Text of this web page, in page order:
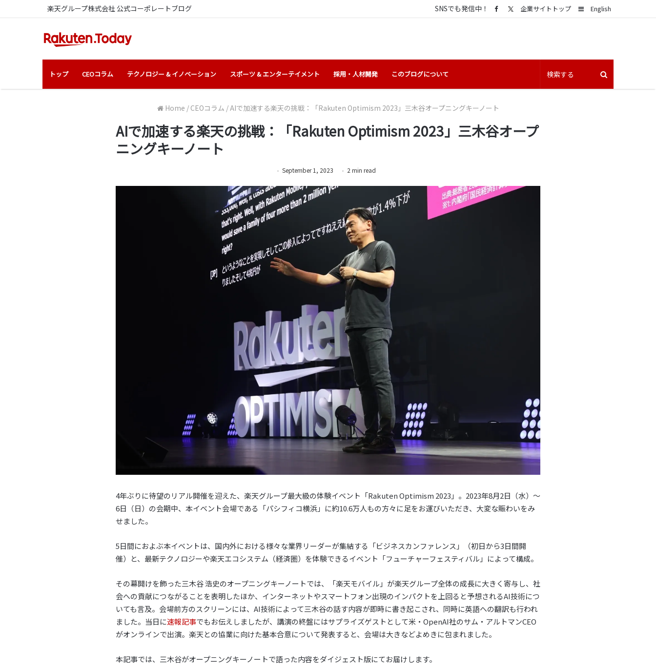
楽天グループ株式会社 公式コーポレートブログ English
Sidebar
企業サイトトップ
SNSでも発信中！
トップ CEOコラム テクノロジー & イノベーション スポーツ & エンターテイメント 採用・人材開発 このブログについて
Home / CEOコラム /AIで加速する楽天の挑戦：「Rakuten Optimism 2023」三木谷オープニングキーノート
AIで加速する楽天の挑戦：「Rakuten Optimism 2023」三木谷オープ
ニングキーノート
September 1, 2023 2 min read
4年ぶりに待望のリアル開催を迎えた、楽天グループ最大級の体験イベント「Rakuten Optimism 2023」。2023年8月2日（水）〜
6日（日）の会期中、本イベント会場である「パシフィコ横浜」に約10.6万人もの方々に足をお運びいただき、大変な賑わいをみ
せました。
5日間におよぶ本イベントは、国内外における様々な業界リーダーが集結する「ビジネスカンファレンス」（初日から3日間開
催）と、最新テクノロジーや楽天エコシステム（経済圏）を体験できるイベント「フューチャーフェスティバル」によって構成。
その幕開けを飾った三木谷 浩史のオープニングキーノートでは、「楽天モバイル」が楽天グループ全体の成長に大きく寄与し、社
会への貢献につながることを表明したほか、インターネットやスマートフォン出現のインパクトを上回ると予想されるAI技術につ
いても言及。会場前方のスクリーンには、AI技術によって三木谷の話す内容が即時に書き起こされ、同時に英語への翻訳も行われ
ました。当日に速報記事でもお伝えしましたが、講演の終盤にはサプライズゲストとして米・OpenAI社のサム・アルトマンCEO
がオンラインで出演。楽天との協業に向けた基本合意について発表すると、会場は大きなどよめきに包まれました。
本記事では、三木谷がオープニングキーノートで語った内容をダイジェスト版にてお届けします。